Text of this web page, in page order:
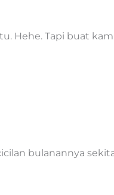
Hehe. Tapi buat
bulanannya